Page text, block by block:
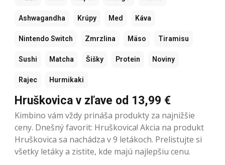
Ashwagandha Krúpy Med Káva
Nintendo Switch Zmrzlina Mäso Tiramisu
Sushi Matcha Šišky Protein Noviny
Rajec Hurmikaki
Hruškovica v zľave od 13,99 €
Kimbino vám vždy prináša produkty za najnižšie
ceny. Dnešný favorit: Hruškovica! Akcia na produkt
Hruškovica sa nachádza v 9 letákoch. Prelistujte si
všetky letáky a zistite, kde majú najlepšiu cenu.